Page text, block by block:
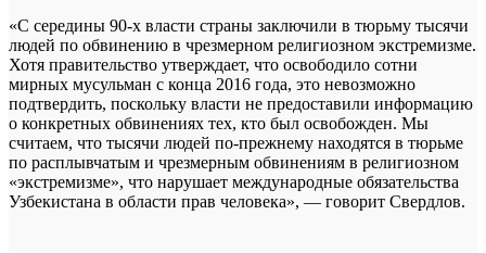
«С середины 90-х власти страны заключили в тюрьму тысячи
людей по обвинению в чрезмерном религиозном экстремизме.
Хотя правительство утверждает, что освободило сотни
мирных мусульман с конца 2016 года, это невозможно
подтвердить, поскольку власти не предоставили информацию
о конкретных обвинениях тех, кто был освобожден. Мы
считаем, что тысячи людей по-прежнему находятся в тюрьме
по расплывчатым и чрезмерным обвинениям в религиозном
«экстремизме», что нарушает международные обязательства
Узбекистана в области прав человека», — говорит Свердлов.